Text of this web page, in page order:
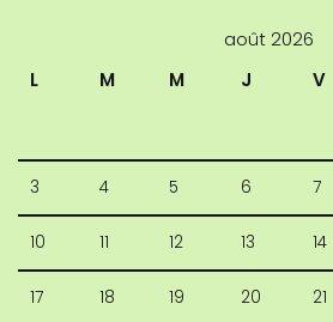
août 2026
L
M M J V
3 4 5 6 7
10 11 12 13 14
17 18 19 20 21